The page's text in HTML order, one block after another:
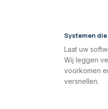
Systemen
Laat uw
Wij leggen
voorkomen
versnellen.